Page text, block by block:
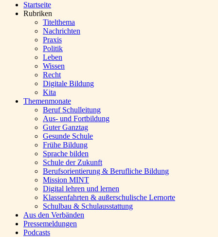
Startseite
Rubriken
Titelthema
Nachrichten
Praxis
Politik
Leben
Wissen
Recht
Digitale Bildung
Kita
Themenmonate
Beruf Schulleitung
Aus- und Fortbildung
Guter Ganztag
Gesunde Schule
Frühe Bildung
Sprache bilden
Schule der Zukunft
Berufsorientierung & Berufliche Bildung
Mission MINT
Digital lehren und lernen
Klassenfahrten & außerschulische Lernorte
Schulbau & Schulausstattung
Aus den Verbänden
Pressemeldungen
Podcasts